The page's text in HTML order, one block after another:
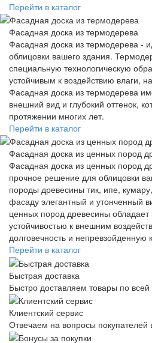
Перейти в каталог
Фасадная доска из термодерева
Фасадная доска из термодерева -
облицовки вашего здания.
специальную технологическую
устойчивым к воздействию влаги,
Фасадная доска из термодерева
внешний вид и глубокий оттенок,
протяжении многих лет.
Перейти в каталог
Фасадная доска из ценных пород
Фасадная доска из ценных пород
прочное решение для облицовки
породы древесины тик, ипе,
фасаду элегантный и утонченный
ценных пород древесины
устойчивостью к внешним
долговечность и непревзойденную
Перейти в каталог
Быстрая доставка
Быстро доставляем товары по всей
Клиентский сервис
Отвечаем на вопросы покупателей